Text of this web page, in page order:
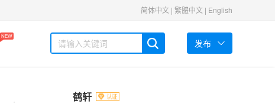
简体中文 | 繁體中文 | English
NEW
发布
鹤轩